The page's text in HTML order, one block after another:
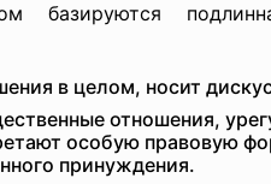
базируются
в целом, носит
отношения,
особую правовую
принуждения.